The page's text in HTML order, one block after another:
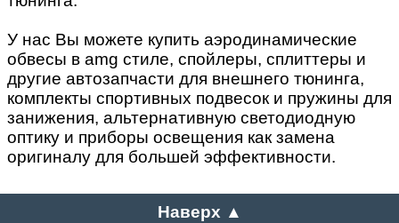
У нас Вы можете купить аэродинамические
обвесы в amg стиле, спойлеры, сплиттеры и
другие автозапчасти для внешнего тюнинга,
комплекты спортивных подвесок и пружины для
занижения, альтернативную светодиодную
оптику и приборы освещения как замена
оригиналу для большей эффективности.
Наверх ▲